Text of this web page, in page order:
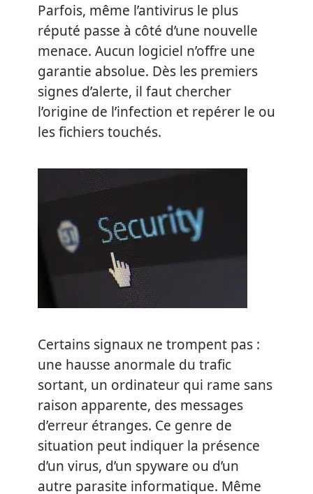
Parfois, même l’antivirus le plus
réputé passe à côté d’une nouvelle
menace. Aucun logiciel n’offre une
garantie absolue. Dès les premiers
signes d’alerte, il faut chercher
l’origine de l’infection et repérer le ou
les fichiers touchés.
Certains signaux ne trompent pas :
une hausse anormale du trafic
sortant, un ordinateur qui rame sans
raison apparente, des messages
d’erreur étranges. Ce genre de
situation peut indiquer la présence
d’un virus, d’un spyware ou d’un
autre parasite informatique. Même